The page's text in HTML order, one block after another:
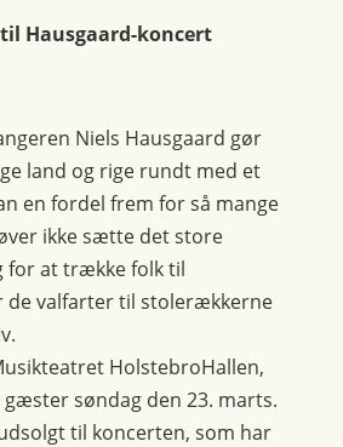
Hausgaard-koncert
Niels Hausgaard gør
land og rige rundt med et
en fordel frem for så mange
ikke sætte det store
for at trække folk til
de valfarter til stolerækkerne
HolstebroHallen,
søndag den 23. marts.
til koncerten, som har